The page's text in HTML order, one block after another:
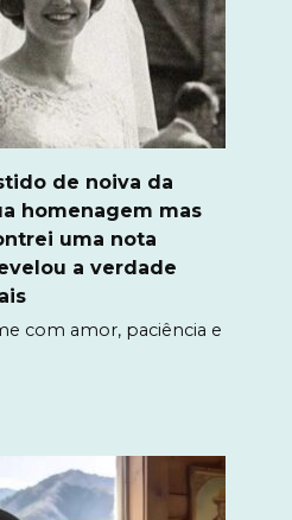
de noiva da
homenagem mas
uma nota
a verdade
com amor, paciência e